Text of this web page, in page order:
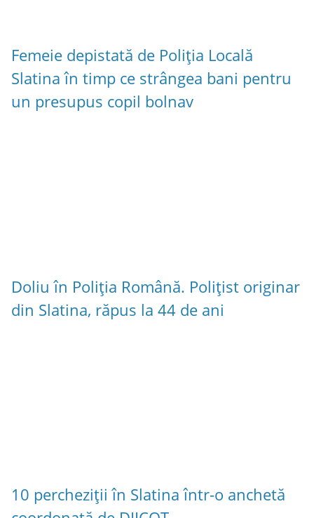
Femeie depistată de Poliția Locală
Slatina în timp ce strângea bani pentru
un presupus copil bolnav
Doliu în Poliția Română. Polițist originar
din Slatina, răpus la 44 de ani
10 percheziții în Slatina într-o anchetă